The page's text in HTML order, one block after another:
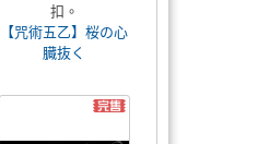
扣。
【咒術五乙】桜の心
臓抜く